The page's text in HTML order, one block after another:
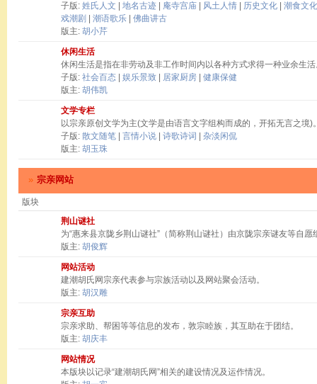
子版: 姓氏人文 地名古迹 庵寺宫庙 风土人情 历史文化
潮食文化
戏潮剧
潮语歌乐
佛曲讲古
版主: 胡小芹
休闲生活
休闲生活是指在非劳动及非工作时间内以各种方式求得一种业余生
子版: 社会百态 娱乐景致 居家厨房
健康保健
版主: 胡伟凯
文学专栏
以宗亲原创文学为主(文学是由语言文字组构而成的，开拓无言之境)
子版: 散文随笔 言情小说 诗歌诗词
杂淡闲侃
版主: 胡玉珠
» 宗亲网站
版块
荆山谜社
为“惠来县京陇乡荆山谜社”（简称荆山谜社）由京陇宗亲谜友等自
版主: 胡俊辉
网站活动
建潮胡氏网宗亲代表参与宗族活动以及网站聚会活动。
版主: 胡汉雕
宗亲互助
宗亲求助、帮困等等信息的发布，敦宗睦族，其互助在于团结。
版主: 胡庆丰
网站情况
本版块以记录“建潮胡氏网”相关的建设情况及运作情况。